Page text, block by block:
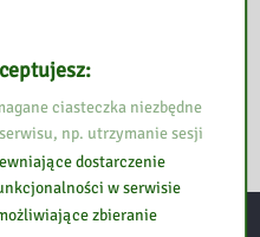
GO
Mazowsza
ciasteczka niezbędne
np. utrzymanie sesji
dostarczenie
w serwisie
zbieranie